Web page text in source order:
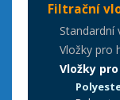
Filtrační
Standardní
Vložky pro
Vložky